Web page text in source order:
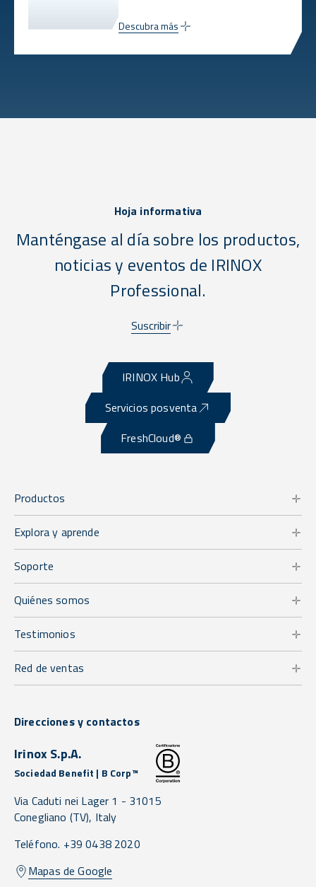
Descubra más
Hoja informativa
Manténgase al día sobre los productos,
noticias y eventos de IRINOX
Professional.
Suscribir
IRINOX Hub
Servicios posventa
FreshCloud®
Productos
Explora y aprende
Soporte
Quiénes somos
Testimonios
Red de ventas
Direcciones y contactos
Irinox S.p.A.
Sociedad Benefit | B Corp™
Via Caduti nei Lager 1 - 31015
Conegliano (TV), Italy
Teléfono. +39 0438 2020
Mapas de Google